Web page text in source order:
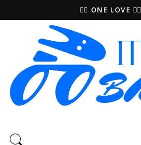
🚵‍♀️ ONE LOVE 🚴‍♀️